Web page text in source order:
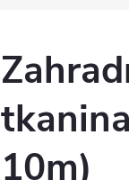
10m)